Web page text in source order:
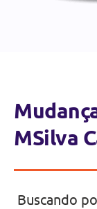
MSilva
Buscando